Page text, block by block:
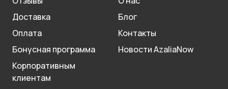
Доставка
Оплата
Бонусная программа
Корпоративным
клиентам
Блог
Контакты
Новости AzaliaNow